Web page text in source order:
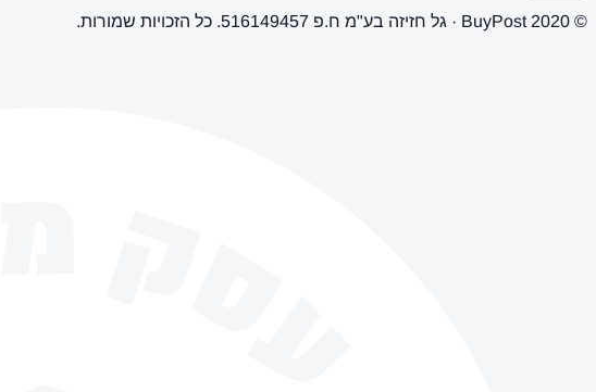
© 2020 BuyPost · גל חזיזה בע"מ ח.פ 516149457. כל הזכויות שמורות.